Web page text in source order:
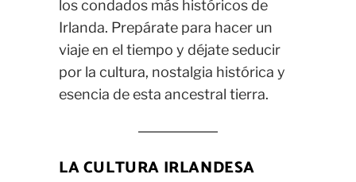
los condados más históricos de
Irlanda. Prepárate para hacer un
viaje en el tiempo y déjate seducir
por la cultura, nostalgia histórica y
esencia de esta ancestral tierra.
LA CULTURA IRLANDESA